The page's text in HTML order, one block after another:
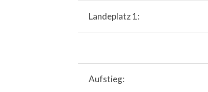
Landeplatz 1:
Aufstieg: